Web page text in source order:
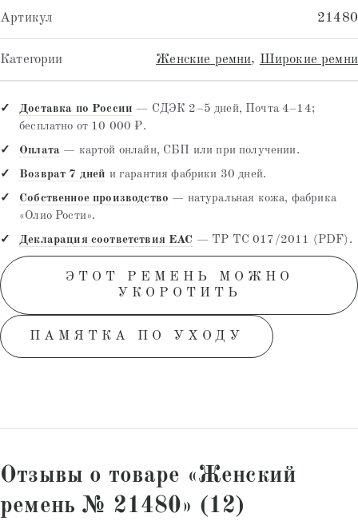
Артикул 21480
Категории Женские ремни, Широкие ремни
Доставка по России — СДЭК 2–5 дней, Почта 4–14;
бесплатно от 10 000 ₽.
Оплата — картой онлайн, СБП или при получении.
Возврат 7 дней и гарантия фабрики 30 дней.
Собственное производство — натуральная кожа, фабрика
«Олио Рости».
Декларация соответствия EAC — ТР ТС 017/2011 (PDF).
ЭТОТ РЕМЕНЬ МОЖНО
УКОРОТИТЬ
ПАМЯТКА ПО УХОДУ
Отзывы о товаре «Женский
ремень № 21480» (12)